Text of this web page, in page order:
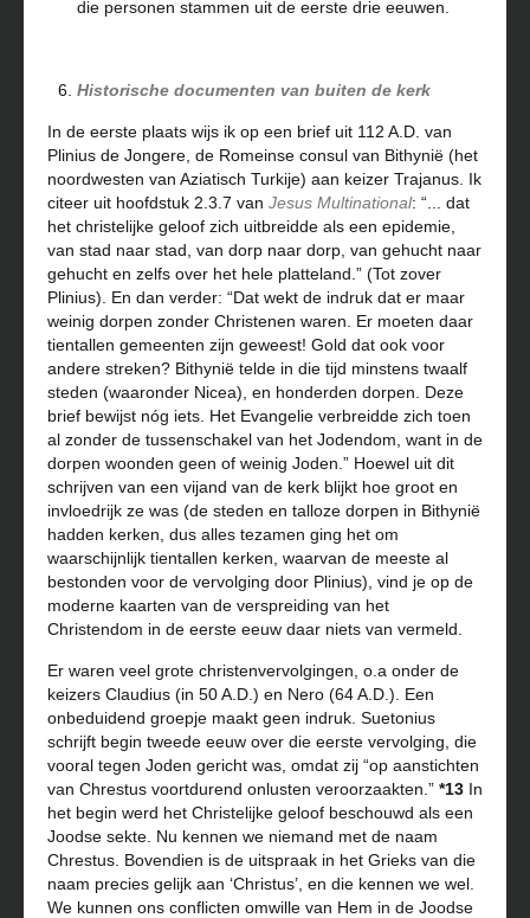
die personen stammen uit de eerste drie eeuwen.
Historische documenten van buiten de kerk
In de eerste plaats wijs ik op een brief uit 112 A.D. van
Plinius de Jongere, de Romeinse consul van Bithynië (het
noordwesten van Aziatisch Turkije) aan keizer Trajanus. Ik
citeer uit hoofdstuk 2.3.7 van Jesus Multinational: “... dat
het christelijke geloof zich uitbreidde als een epidemie,
van stad naar stad, van dorp naar dorp, van gehucht naar
gehucht en zelfs over het hele platteland.” (Tot zover
Plinius). En dan verder: “Dat wekt de indruk dat er maar
weinig dorpen zonder Christenen waren. Er moeten daar
tientallen gemeenten zijn geweest! Gold dat ook voor
andere streken? Bithynië telde in die tijd minstens twaalf
steden (waaronder Nicea), en honderden dorpen. Deze
brief bewijst nóg iets. Het Evangelie verbreidde zich toen
al zonder de tussenschakel van het Jodendom, want in de
dorpen woonden geen of weinig Joden.” Hoewel uit dit
schrijven van een vijand van de kerk blijkt hoe groot en
invloedrijk ze was (de steden en talloze dorpen in Bithynië
hadden kerken, dus alles tezamen ging het om
waarschijnlijk tientallen kerken, waarvan de meeste al
bestonden voor de vervolging door Plinius), vind je op de
moderne kaarten van de verspreiding van het
Christendom in de eerste eeuw daar niets van vermeld.
Er waren veel grote christenvervolgingen, o.a onder de
keizers Claudius (in 50 A.D.) en Nero (64 A.D.). Een
onbeduidend groepje maakt geen indruk. Suetonius
schrijft begin tweede eeuw over die eerste vervolging, die
vooral tegen Joden gericht was, omdat zij “op aanstichten
van Chrestus voortdurend onlusten veroorzaakten.” *13 In
het begin werd het Christelijke geloof beschouwd als een
Joodse sekte. Nu kennen we niemand met de naam
Chrestus. Bovendien is de uitspraak in het Grieks van die
naam precies gelijk aan ‘Christus’, en die kennen we wel.
We kunnen ons conflicten omwille van Hem in de Joodse